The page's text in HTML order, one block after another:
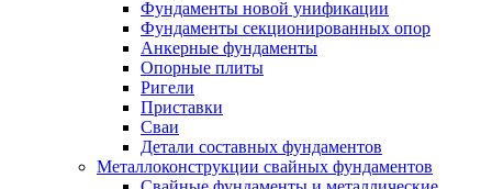
Фундаменты новой унификации
Фундаменты секционированных опор
Анкерные фундаменты
Опорные плиты
Ригели
Приставки
Сваи
Детали составных фундаментов
Металлоконструкции свайных фундаментов